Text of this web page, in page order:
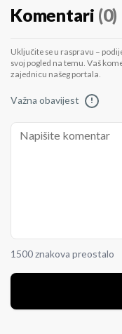
Komentari (0)
Uključite se u raspravu –
svoj pogled na temu. Vaš
zajednicu našeg portala.
Važna obavijest !
1500 znakova preostalo